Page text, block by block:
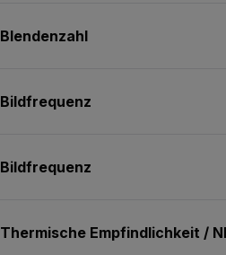
Blendenzahl
Bildfrequenz
Bildfrequenz
Thermische Empfindlichkeit /